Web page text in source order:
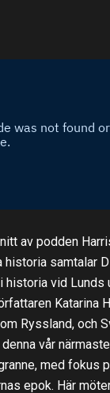
av podden
historia samtalar
historia vid Lunds
Katarina
Ryssland, och
vår närmaste
med fokus
epok. Här